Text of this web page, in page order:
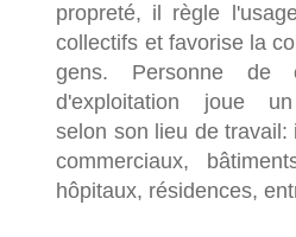
propreté, il règle
collectifs et favorise la
gens. Personne de
d'exploitation joue
selon son lieu de travail:
commerciaux,
hôpitaux, résidences,